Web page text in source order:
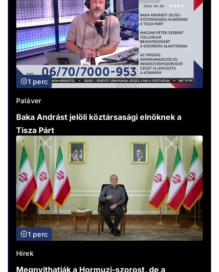
1 perc
Paláver
Baka Andrást jelöli köztársasági elnöknek a
Tisza Párt
1 perc
Hírek
Megnyithatják a Hormuzi-szorost, de a